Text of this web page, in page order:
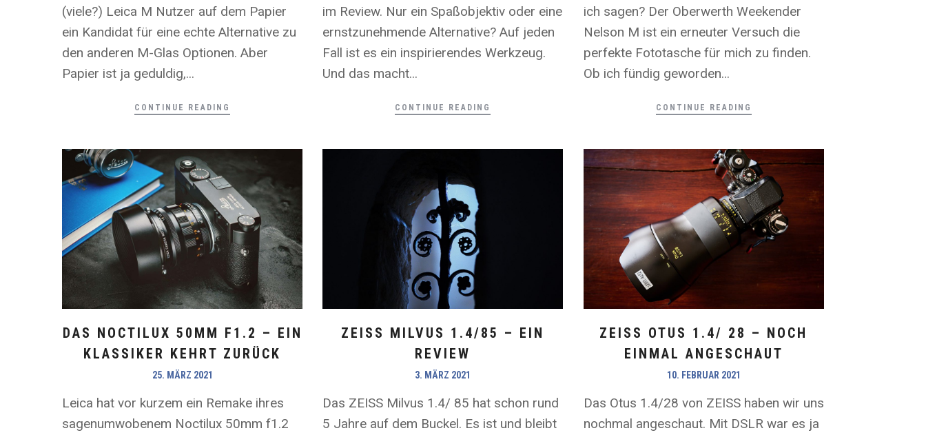
(viele?) Leica M Nutzer auf dem Papier
ein Kandidat für eine echte Alternative zu
den anderen M-Glas Optionen. Aber
Papier ist ja geduldig,...
CONTINUE READING
im Review. Nur ein Spaßobjektiv oder eine
ernstzunehmende Alternative? Auf jeden
Fall ist es ein inspirierendes Werkzeug.
Und das macht...
CONTINUE READING
ich sagen? Der Oberwerth Weekender
Nelson M ist ein erneuter Versuch die
perfekte Fototasche für mich zu finden.
Ob ich fündig geworden...
CONTINUE READING
DAS NOCTILUX 50MM F1.2 – EIN
KLASSIKER KEHRT ZURÜCK
25. MÄRZ 2021
Leica hat vor kurzem ein Remake ihres
sagenumwobenem Noctilux 50mm f1.2
ZEISS MILVUS 1.4/85 – EIN
REVIEW
3. MÄRZ 2021
Das ZEISS Milvus 1.4/ 85 hat schon rund
5 Jahre auf dem Buckel. Es ist und bleibt
ZEISS OTUS 1.4/ 28 – NOCH
EINMAL ANGESCHAUT
10. FEBRUAR 2021
Das Otus 1.4/28 von ZEISS haben wir uns
nochmal angeschaut. Mit DSLR war es ja